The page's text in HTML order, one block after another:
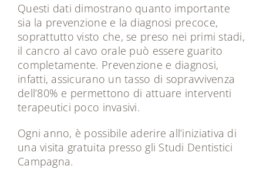
Questi dati dimostrano quanto importante
sia la prevenzione e la diagnosi precoce,
soprattutto visto che, se preso nei primi stadi,
il cancro al cavo orale può essere guarito
completamente. Prevenzione e diagnosi,
infatti, assicurano un tasso di sopravvivenza
dell’80% e permettono di attuare interventi
terapeutici poco invasivi.
Ogni anno, è possibile aderire all’iniziativa di
una visita gratuita presso gli Studi Dentistici
Campagna.